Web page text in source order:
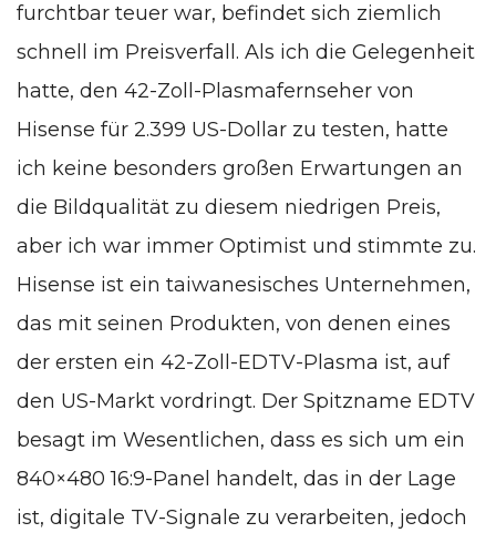
furchtbar teuer war, befindet sich ziemlich
schnell im Preisverfall. Als ich die Gelegenheit
hatte, den 42-Zoll-Plasmafernseher von
Hisense für 2.399 US-Dollar zu testen, hatte
ich keine besonders großen Erwartungen an
die Bildqualität zu diesem niedrigen Preis,
aber ich war immer Optimist und stimmte zu.
Hisense ist ein taiwanesisches Unternehmen,
das mit seinen Produkten, von denen eines
der ersten ein 42-Zoll-EDTV-Plasma ist, auf
den US-Markt vordringt. Der Spitzname EDTV
besagt im Wesentlichen, dass es sich um ein
840×480 16:9-Panel handelt, das in der Lage
ist, digitale TV-Signale zu verarbeiten, jedoch